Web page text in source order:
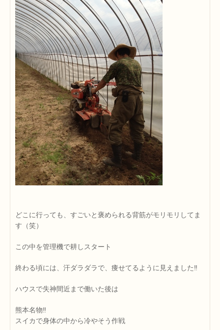
どこに行っても、すごいと褒められる背筋がモリモリしてま
す（笑）
この中を管理機で耕しスタート
終わる頃には、汗ダラダラで、痩せてるように見えました‼
ハウスで失神間近まで働いた後は
熊本名物‼
スイカで身体の中から冷やそう作戦